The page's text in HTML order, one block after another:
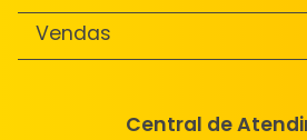
Vendas
Central de